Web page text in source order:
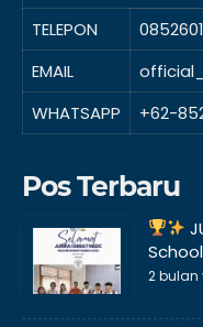
TELEPON
EMAIL
WHATSAPP
+62-
Pos Terbaru
2 bulan